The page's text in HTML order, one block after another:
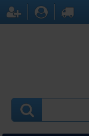
לקופה